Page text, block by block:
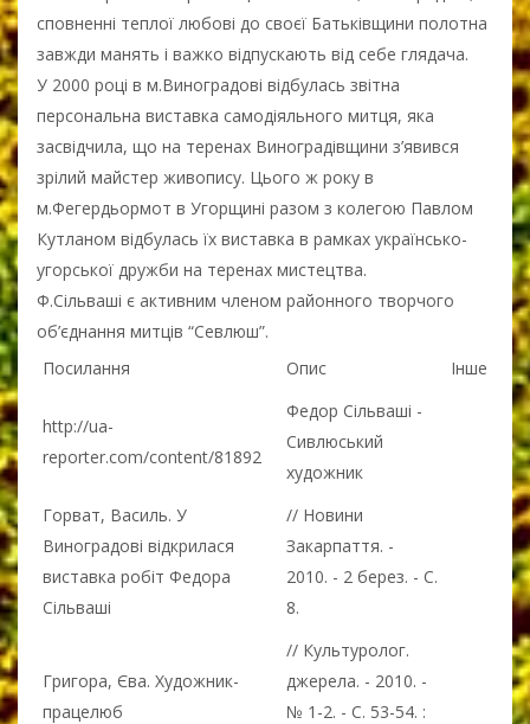
сповненні теплої любові до своєї Батьківщини полотна
завжди манять і важко відпускають від себе глядача.
У 2000 році в м.Виноградові відбулась звітна
персональна виставка самодіяльного митця, яка
засвідчила, що на теренах Виноградівщини з’явився
зрілий майстер живопису. Цього ж року в
м.Фегердьормот в Угорщині разом з колегою Павлом
Кутланом відбулась їх виставка в рамках українсько-
угорської дружби на теренах мистецтва.
Ф.Сільваші є активним членом районного творчого
об’єднання митців “Севлюш”.
Посилання
Опис Інше
http://ua-
reporter.com/content/81892
Федор Сільваші -
Сивлюський
художник
Горват, Василь. У
Виноградові відкрилася
виставка робіт Федора
Сільваші
// Новини
Закарпаття. -
2010. - 2 берез. - С.
8.
Григора, Єва. Художник-
працелюб
// Культуролог.
джерела. - 2010. -
№ 1-2. - С. 53-54. :